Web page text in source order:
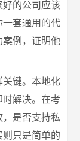
的公司应该
一套通用的代
案例，证明他
关键。本地化
解决。在考
是否支持私
只是简单的